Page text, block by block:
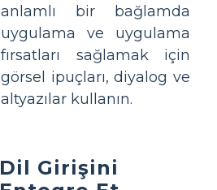
anlamlı bir bağlamda
uygulama ve uygulama
fırsatları sağlamak için
görsel ipuçları, diyalog ve
altyazılar kullanın.
Dil Girişini